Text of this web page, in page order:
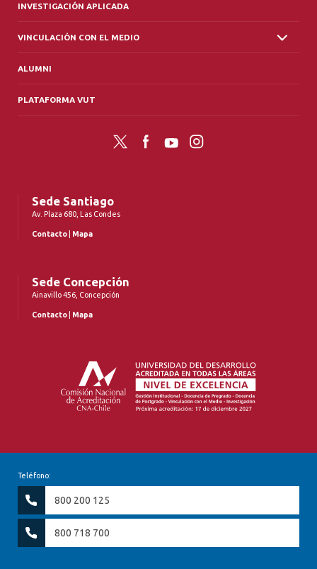
INVESTIGACIÓN APLICADA
VINCULACIÓN CON EL MEDIO
ALUMNI
PLATAFORMA VUT
Twitter FacebookYouTubeInstagram
Sede Santiago
Av. Plaza 680, Las Condes
Contacto Mapa
Sede Concepción
Ainavillo 456, Concepción
Contacto Mapa
Teléfono:
800 200 125
800 718 700